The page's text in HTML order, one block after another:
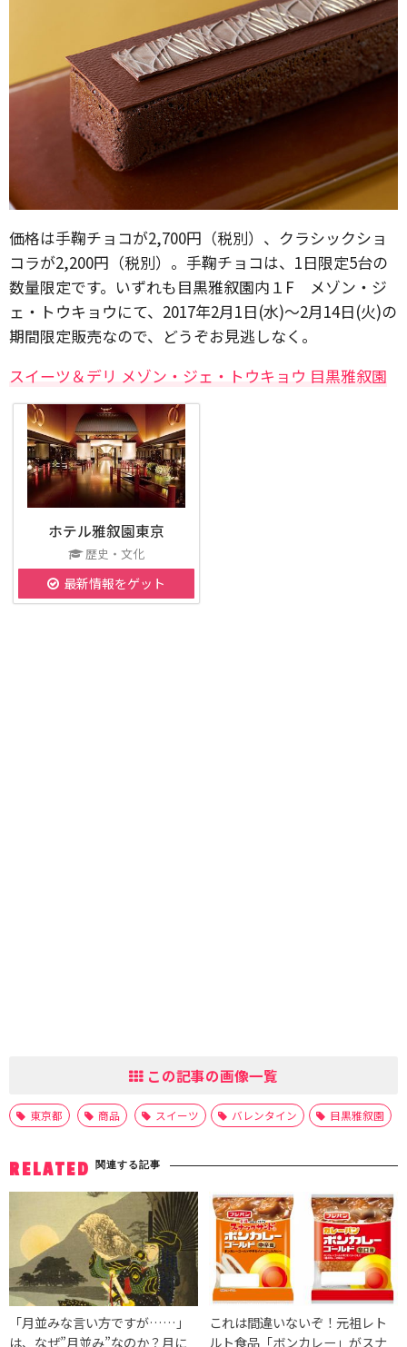
価格は手鞠チョコが2,700円（税別）、クラシックショ
コラが2,200円（税別）。手鞠チョコは、1日限定5台の
数量限定です。いずれも目黒雅叙園内１F メゾン・ジ
ェ・トウキョウにて、2017年2月1日(水)〜2月14日(火)の
期間限定販売なので、どうぞお見逃しなく。
スイーツ＆デリ メゾン・ジェ・トウキョウ 目黒雅叙園
ホテル雅叙園東京
歴史・文化
最新情報をゲット
この記事の画像一覧
東京都 商品 スイーツ バレンタイン 目黒雅叙園
RELATED 関連する記事
「月並みな言い方ですが……」
は、なぜ”月並み”なのか？月に
これは間違いないぞ！元祖レト
ルト食品「ボンカレー」がスナ